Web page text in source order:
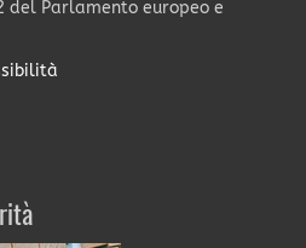
del Parlamento europeo e